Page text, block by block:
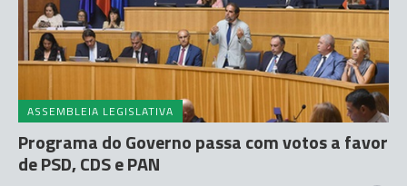
ASSEMBLEIA LEGISLATIVA
Programa do Governo passa com votos a favor
de PSD, CDS e PAN